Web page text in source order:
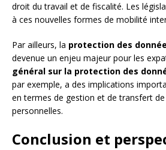
droit du travail et de fiscalité. Les
à ces nouvelles formes de mobilité
Par ailleurs, la protection des
devenue un enjeu majeur pour les
général sur la protection des
par exemple, a des implications
en termes de gestion et de transfert
personnelles.
Conclusion et